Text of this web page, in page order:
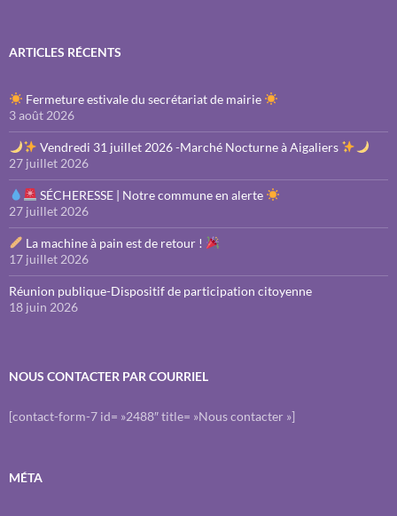
ARTICLES RÉCENTS
Fermeture estivale du secrétariat de mairie
3 août 2026
Vendredi 31 juillet 2026 -Marché Nocturne à Aigaliers
27 juillet 2026
SÉCHERESSE | Notre commune en alerte
27 juillet 2026
La machine à pain est de retour !
17 juillet 2026
Réunion publique-Dispositif de participation citoyenne
18 juin 2026
NOUS CONTACTER PAR COURRIEL
[contact-form-7 id= »2488″ title= »Nous contacter »]
MÉTA